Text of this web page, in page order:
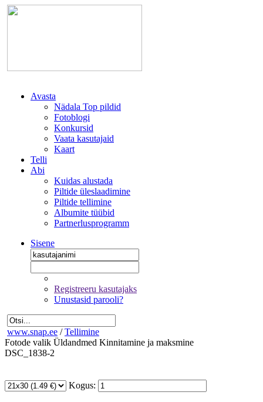
Avasta
Nädala Top pildid
Fotoblogi
Konkursid
Vaata kasutajaid
Kaart
Telli
Abi
Kuidas alustada
Piltide üleslaadimine
Piltide tellimine
Albumite tüübid
Partnerlusprogramm
Sisene
Registreeru kasutajaks
Unustasid parooli?
www.snap.ee / Tellimine
Fotode valik Üldandmed Kinnitamine ja maksmine
DSC_1838-2
Kogus: